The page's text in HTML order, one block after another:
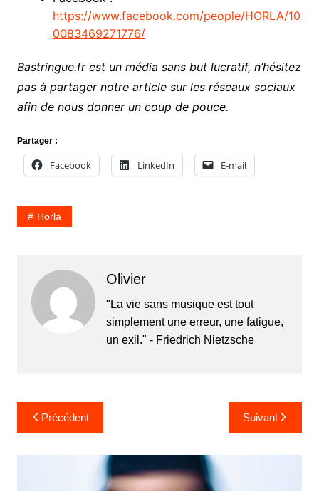
https://www.facebook.com/people/HORLA/10
0083469271776/
Bastringue.fr est un média sans but lucratif, n’hésitez
pas à partager notre article sur les réseaux sociaux
afin de nous donner un coup de pouce.
Partager :
Facebook LinkedIn E-mail
Horla
Olivier
"La vie sans musique est tout
simplement une erreur, une fatigue,
un exil." - Friedrich Nietzsche
Navigation
de
l’article
Précédent Suivant